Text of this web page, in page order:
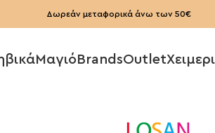
Δωρεάν μεταφορικά άνω των 50€
Μαγιό BrandsOutlet